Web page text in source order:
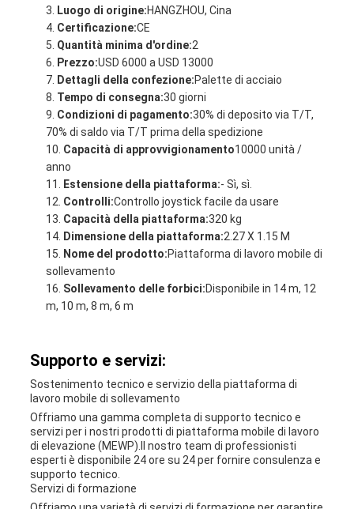
Luogo di origine:HANGZHOU, Cina
Certificazione:CE
Quantità minima d'ordine:2
Prezzo:USD 6000 a USD 13000
Dettagli della confezione:Palette di acciaio
Tempo di consegna:30 giorni
Condizioni di pagamento:30% di deposito via T/T,
70% di saldo via T/T prima della spedizione
Capacità di approvvigionamento10000 unità /
anno
Estensione della piattaforma:- Sì, sì.
Controlli:Controllo joystick facile da usare
Capacità della piattaforma:320 kg
Dimensione della piattaforma:2.27 X 1.15 M
Nome del prodotto:Piattaforma di lavoro mobile di
sollevamento
Sollevamento delle forbici:Disponibile in 14 m, 12
m, 10 m, 8 m, 6 m
Supporto e servizi:
Sostenimento tecnico e servizio della piattaforma di
lavoro mobile di sollevamento
Offriamo una gamma completa di supporto tecnico e
servizi per i nostri prodotti di piattaforma mobile di lavoro
di elevazione (MEWP).Il nostro team di professionisti
esperti è disponibile 24 ore su 24 per fornire consulenza e
supporto tecnico.
Servizi di formazione